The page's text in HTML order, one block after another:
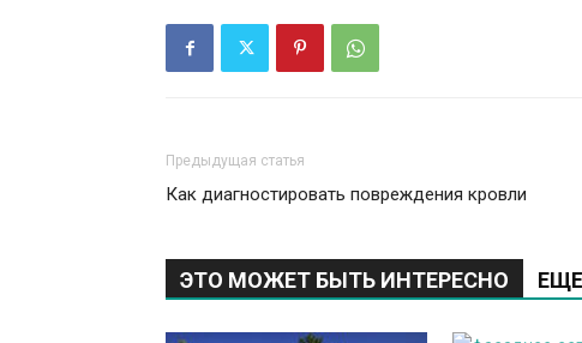
Предыдущая статья
Как диагностировать повреждения кровли
ЭТО МОЖЕТ БЫТЬ ИНТЕРЕСНО